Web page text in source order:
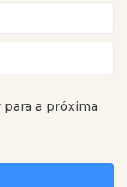
a próxima